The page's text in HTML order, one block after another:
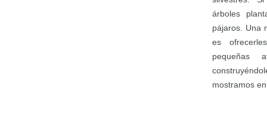
árboles
pájaros. Una
es
pequeñas
mostramos